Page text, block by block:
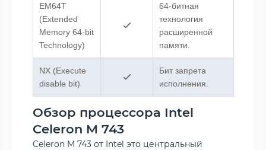
EM64T
(Extended
Memory 64-bit
Technology)
64-битная
технология
расширенной
памяти.
NX (Execute
disable bit)
Бит запрета
исполнения.
Обзор процессора Intel
Celeron M 743
Celeron M 743 от Intel это центральный